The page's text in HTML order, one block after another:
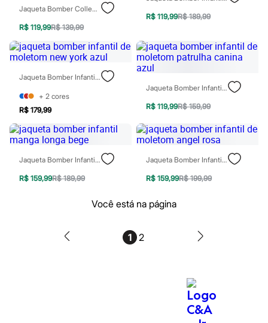
Protetor solar
Tônicos
Maquiagens
Base
Batom
Blush
Corretivo
Pó facial
Sombras
Banderas
Beleza C&A
Bruna Tavares
Carolina Herrera
Ciclo
Jaqueta Bomber College Infantil De Moletom Com Bordado Rosa
R$ 119,99R$ 139,99
R$ 119,99R$ 189,99
Jaqueta Bomber Infantil De Moletom New York Azul
+ 2 cores
R$ 179,99
Jaqueta Bomber Infantil De Moletom Patrulha Canina Azul
R$ 119,99R$ 159,99
Jaqueta Bomber Infantil Manga Longa Bege
R$ 159,99R$ 189,99
Jaqueta Bomber Infantil De Moletom Angel Rosa
R$ 159,99R$ 199,99
Você está na página
1 2